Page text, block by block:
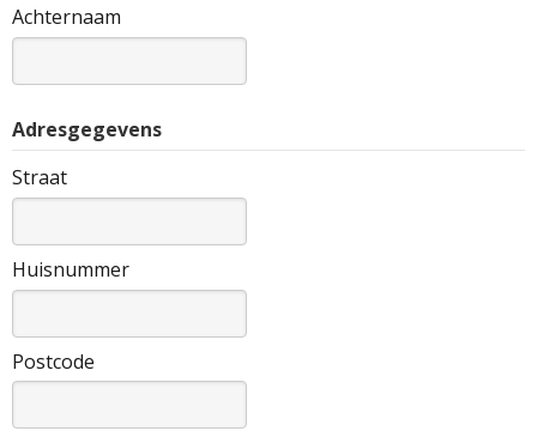
Achternaam
Adresgegevens
Straat
Huisnummer
Postcode